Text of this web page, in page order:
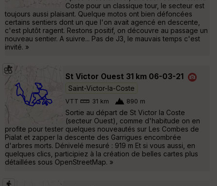
Coste pour un classique tour, le secteur est
toujours aussi plaisant. Quelque motos ont bien défoncées
certains sentiers dont un que l'on avait agencé en descente,
c'est plutôt ragent. Restons positif, on découvre au passage un
nouveau sentier. A suivre... Pas de J3, le mauvais temps c'est
invité. »
St Victor Ouest 31 km 06-03-21
Saint-Victor-la-Coste
VTT 31 km 890 m
Sortie au départ de St Victor la Coste
(secteur Ouest), comme d'habitude on en
profite pour tester quelques nouveautés sur Les Combes de
Pialat et zapper la descente des Garrigues encombrée
d'arbres morts. Dénivelé mesuré : 919 m Et si vous aussi, en
quelques clics, participiez à la création de belles cartes plus
détaillées sous OpenStreetMap. »